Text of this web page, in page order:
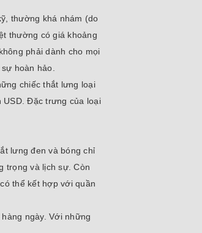
thường khá nhám (do
thường có giá khoảng
phải dành cho mọi
hoàn hảo.
chiếc thắt lưng loại
USD. Đặc trưng của loại
lưng đen và bóng chỉ
trọng và lịch sự. Còn
thể kết hợp với quần
ngày. Với những